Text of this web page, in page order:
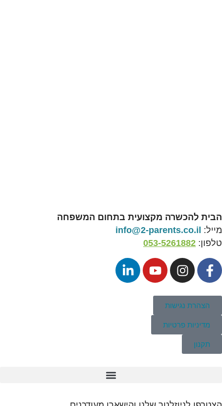
הבית להכשרה מקצועית בתחום המשפחה
מייל: info@2-parents.co.il
טלפון: 053-5261882
הצהרת נגישות
מדיניות פרטיות
תקנון